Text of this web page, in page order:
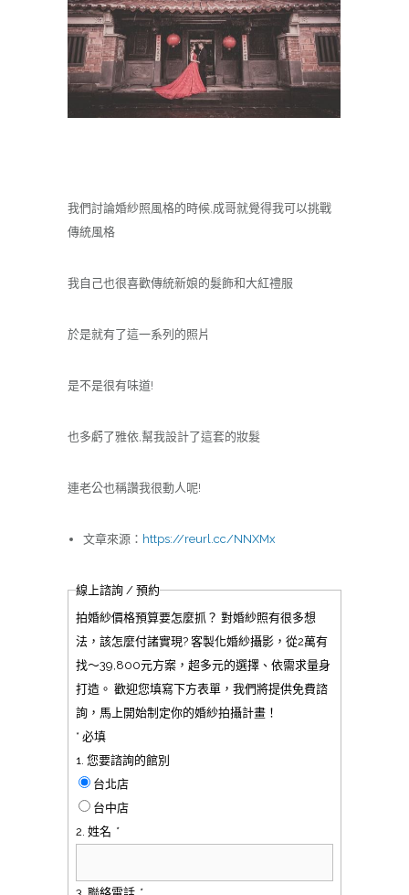
我們討論婚紗照風格的時候,成哥就覺得我可以挑戰
傳統風格
我自己也很喜歡傳統新娘的髮飾和大紅禮服
於是就有了這一系列的照片
是不是很有味道!
也多虧了雅依,幫我設計了這套的妝髮
連老公也稱讚我很動人呢!
文章來源： https://reurl.cc/NNXMx
線上諮詢 / 預約
拍婚紗價格預算要怎麼抓？ 對婚紗照有很多想
法，該怎麼付諸實現? 客製化婚紗攝影，從2萬有
找～39,800元方案，超多元的選擇、依需求量身
打造。 歡迎您填寫下方表單，我們將提供免費諮
詢，馬上開始制定你的婚紗拍攝計畫！
* 必填
1. 您要諮詢的館別
台北店
台中店
2. 姓名 *